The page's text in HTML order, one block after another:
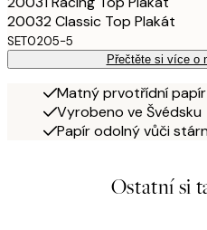
20032 Classic Top Plakát
SET0205-5
Přečtěte si více o
Matný prvotřídní papír
Vyrobeno ve Švédsku
Papír odolný vůči
Ostatní si